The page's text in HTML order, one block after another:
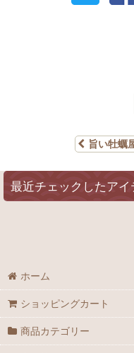
旨い牡蠣
最近チェックしたアイ
ホーム
ショッピングカート
商品カテゴリー